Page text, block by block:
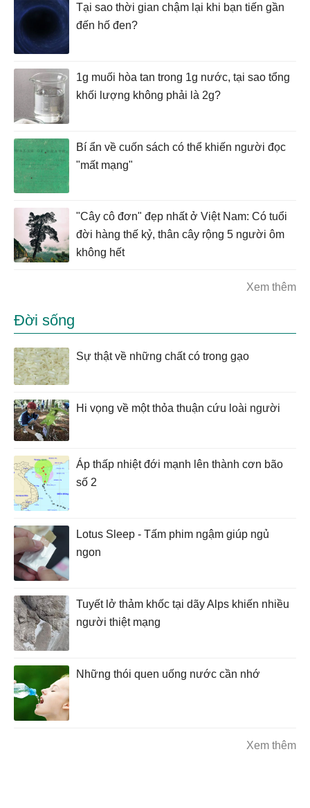
Tại sao thời gian chậm lại khi bạn tiến gần
đến hố đen?
1g muối hòa tan trong 1g nước, tại sao tổng
khối lượng không phải là 2g?
Bí ẩn về cuốn sách có thể khiến người đọc
"mất mạng"
"Cây cô đơn" đẹp nhất ở Việt Nam: Có tuổi
đời hàng thế kỷ, thân cây rộng 5 người ôm
không hết
Xem thêm
Đời sống
Sự thật về những chất có trong gạo
Hi vọng về một thỏa thuận cứu loài người
Áp thấp nhiệt đới mạnh lên thành cơn bão
số 2
Lotus Sleep - Tấm phim ngậm giúp ngủ
ngon
Tuyết lở thảm khốc tại dãy Alps khiến nhiều
người thiệt mạng
Những thói quen uống nước cần nhớ
Xem thêm